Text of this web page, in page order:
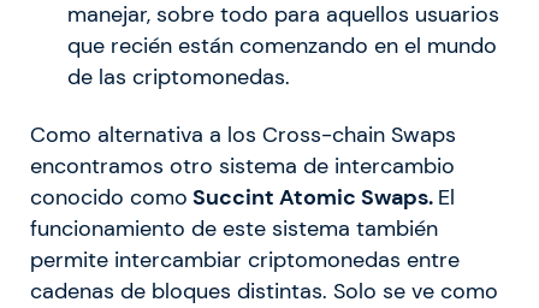
manejar, sobre todo para aquellos usuarios
que recién están comenzando en el mundo
de las criptomonedas.
Como alternativa a los Cross-chain Swaps
encontramos otro sistema de intercambio
conocido como Succint Atomic Swaps. El
funcionamiento de este sistema también
permite intercambiar criptomonedas entre
cadenas de bloques distintas. Solo se ve como